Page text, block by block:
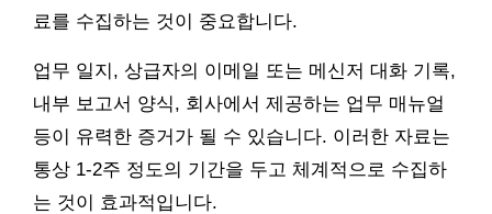
료를 수집하는 것이 중요합니다.
업무 일지, 상급자의 이메일 또는 메신저 대화 기록,
내부 보고서 양식, 회사에서 제공하는 업무 매뉴얼
등이 유력한 증거가 될 수 있습니다. 이러한 자료는
통상 1-2주 정도의 기간을 두고 체계적으로 수집하
는 것이 효과적입니다.